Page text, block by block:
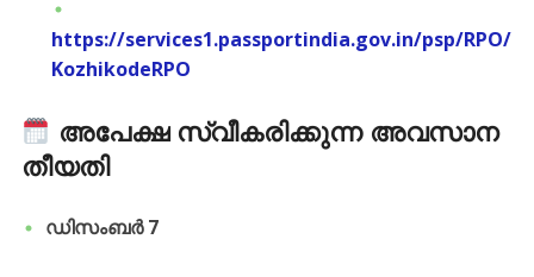
https://services1.passportindia.gov.in/psp/RPO/
KozhikodeRPO
അപേക്ഷ സ്വീകരിക്കുന്ന അവസാന
തീയതി
ഡിസംബർ 7